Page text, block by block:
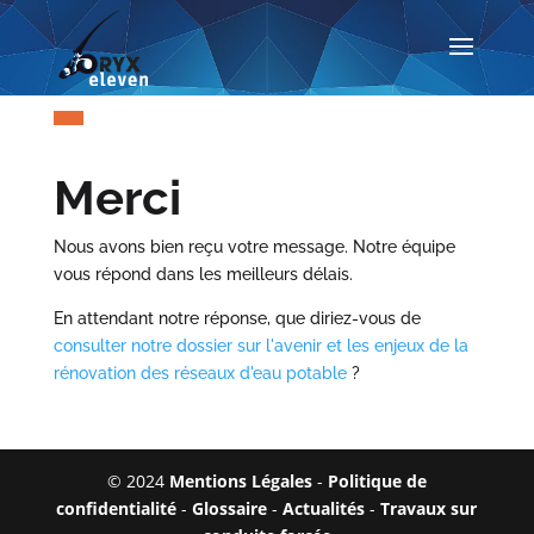
Merci
Nous avons bien reçu votre message. Notre équipe
vous répond dans les meilleurs délais.
En attendant notre réponse, que diriez-vous de
consulter notre dossier sur l'avenir et les enjeux de la
rénovation des réseaux d'eau potable?
© 2024 Mentions Légales- Politique de
confidentialité -Glossaire -Actualités -Travaux sur